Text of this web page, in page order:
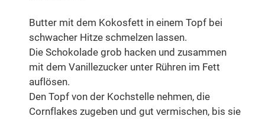
Butter mit dem Kokosfett in einem Topf bei
schwacher Hitze schmelzen lassen.
Die Schokolade grob hacken und zusammen
mit dem Vanillezucker unter Rühren im Fett
auflösen.
Den Topf von der Kochstelle nehmen, die
Cornflakes zugeben und gut vermischen, bis sie